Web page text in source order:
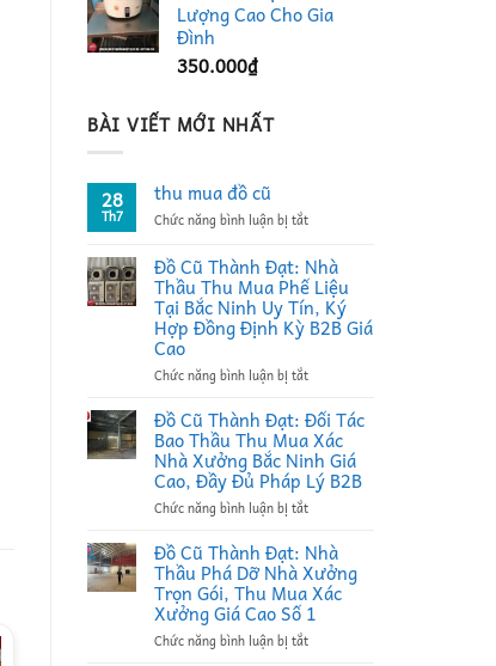
Lượng Cao Cho Gia
Đình
350.000₫
BÀI VIẾT MỚI NHẤT
28
Th7
thu mua đồ cũ
Chức năng bình luận bị tắtở
mua
đồ
cũ
Đồ Cũ Thành Đạt: Nhà
Thầu Thu Mua Phế Liệu
Tại Bắc Ninh Uy Tín, Ký
Hợp Đồng Định Kỳ B2B Giá
Cao
Chức năng bình luận bị tắtở
Cũ
Thành
Đạt:
Nhà
Thầu
Thu
Phế
Liệu
Tại
Bắc
Ninh
Uy
Đồ Cũ Thành Đạt: Đối Tác
Bao Thầu Thu Mua Xác
Nhà Xưởng Bắc Ninh Giá
Cao, Đầy Đủ Pháp Lý B2B
Chức năng bình luận bị tắtở
Cũ
Thành
Đạt:
Đối
Tác
Bao
Đồ Cũ Thành Đạt: Nhà
Thầu Phá Dỡ Nhà Xưởng
Trọn Gói, Thu Mua Xác
Xưởng Giá Cao Số 1
Chức năng bình luận bị tắtở